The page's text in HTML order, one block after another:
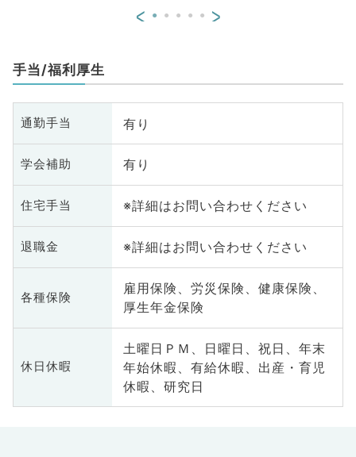
< >
手当/福利厚生
通勤手当 有り
学会補助 有り
住宅手当 ※詳細はお問い合わせください
退職金 ※詳細はお問い合わせください
各種保険
雇用保険、労災保険、健康保険、
厚生年金保険
休日休暇
土曜日ＰＭ、日曜日、祝日、年末
年始休暇、有給休暇、出産・育児
休暇、研究日